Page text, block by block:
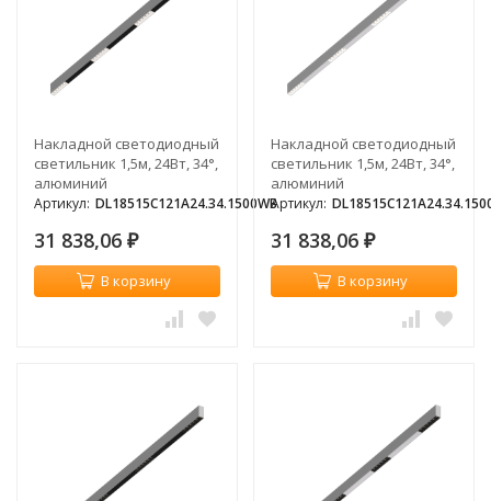
Накладной светодиодный
светильник 1,5м, 24Вт, 34°,
алюминий
Артикул: DL18515C121A24.34.1500WB
31 838,06 ₽
В корзину
Накладной светодиодный
светильник 1,5м, 24Вт, 34°,
алюминий
Артикул:
31 838,06 ₽
В корзину